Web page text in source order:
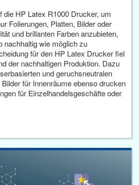
HP Latex R1000 Drucker, um
Folierungen, Platten, Bilder oder
und brillanten Farben anzubieten,
nachhaltig wie möglich zu
für den HP Latex Drucker fiel
der nachhaltigen Produktion. Dazu
und geruchsneutralen
für Innenräume ebenso drucken
für Einzelhandelsgeschäfte oder